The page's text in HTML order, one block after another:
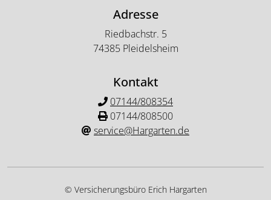
Adresse
Riedbachstr. 5
74385 Pleidelsheim
Kontakt
07144/808354
07144/808500
service@Hargarten.de
© Versicherungsbüro Erich Hargarten